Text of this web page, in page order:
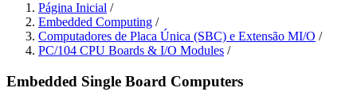
Página Inicial /
Embedded Computing /
Computadores de Placa Única (SBC) e Extensão MI/O /
PC/104 CPU Boards & I/O Modules /
Embedded Single Board Computers